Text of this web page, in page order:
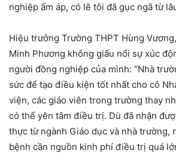
nghiệp ấm áp, có lẽ tôi đã gục ngã từ
Hiệu trưởng Trường THPT Hùng
Minh Phương không giấu nổi sự xúc
người đồng nghiệp của mình: “Nhà
sức để tạo điều kiện tốt nhất cho cô
viện, các giáo viên trong trường thay
có thể yên tâm điều trị. Dù đã nhận
thực từ ngành Giáo dục và nhà trường,
bệnh cần nguồn kinh phí điều trị quá